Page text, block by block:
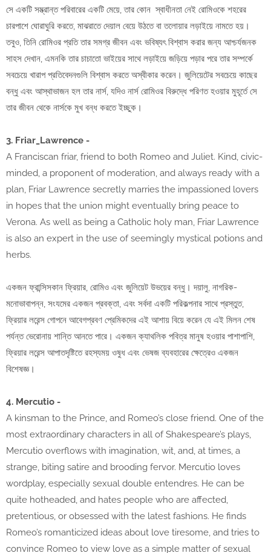
সে একটি সম্ভ্রান্ত পরিবারের একটি মেয়ে, তার কোন স্বাধীনতা নেই রোমিওকে শহরের
চারপাশে ঘোরাঘুরি করতে, মাঝরাতে দেয়াল বেয়ে উঠতে বা তলোয়ার লড়াইয়ে নামতে হয়।
তবুও, তিনি রোমিওর প্রতি তার সমগ্র জীবন এবং ভবিষ্যৎ বিশ্বাস করার জন্য আশ্চর্যজনক
সাহস দেখান, এমনকি তার চাচাতো ভাইয়ের সাথে লড়াইয়ে জড়িয়ে পড়ার পরে তার সম্পর্কে
সবচেয়ে খারাপ প্রতিবেদনগুলি বিশ্বাস করতে অস্বীকার করেন। জুলিয়েটের সবচেয়ে কাছের
বন্ধু এবং আস্থাভাজন হল তার নার্স, যদিও নার্স রোমিওর বিরুদ্ধে পরিণত হওয়ার মুহূর্তে সে
তার জীবন থেকে নার্সকে মুখ বন্ধ করতে ইচ্ছুক।
3. Friar_Lawrence -
A Franciscan friar, friend to both Romeo and Juliet. Kind, civic-
minded, a proponent of moderation, and always ready with a
plan, Friar Lawrence secretly marries the impassioned lovers
in hopes that the union might eventually bring peace to
Verona. As well as being a Catholic holy man, Friar Lawrence
is also an expert in the use of seemingly mystical potions and
herbs.
একজন ফ্রান্সিসকান ফ্রিয়ার, রোমিও এবং জুলিয়েট উভয়ের বন্ধু। দয়ালু, নাগরিক-
মনোভাবাপন্ন, সংযমের একজন প্রবক্তা, এবং সর্বদা একটি পরিকল্পনার সাথে প্রস্তুত,
ফ্রিয়ার লরেন্স গোপনে আবেগপ্রবণ প্রেমিকদের এই আশায় বিয়ে করেন যে এই মিলন শেষ
পর্যন্ত ভেরোনায় শান্তি আনতে পারে। একজন ক্যাথলিক পবিত্র মানুষ হওয়ার পাশাপাশি,
ফ্রিয়ার লরেন্স আপাতদৃষ্টিতে রহস্যময় ওষুধ এবং ভেষজ ব্যবহারের ক্ষেত্রেও একজন
বিশেষজ্ঞ।
4. Mercutio -
A kinsman to the Prince, and Romeo’s close friend. One of the
most extraordinary characters in all of Shakespeare’s plays,
Mercutio overflows with imagination, wit, and, at times, a
strange, biting satire and brooding fervor. Mercutio loves
wordplay, especially sexual double entendres. He can be
quite hotheaded, and hates people who are affected,
pretentious, or obsessed with the latest fashions. He finds
Romeo’s romanticized ideas about love tiresome, and tries to
convince Romeo to view love as a simple matter of sexual